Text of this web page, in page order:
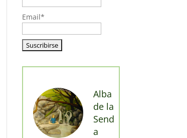
Email*
Alba
de la
Send
a